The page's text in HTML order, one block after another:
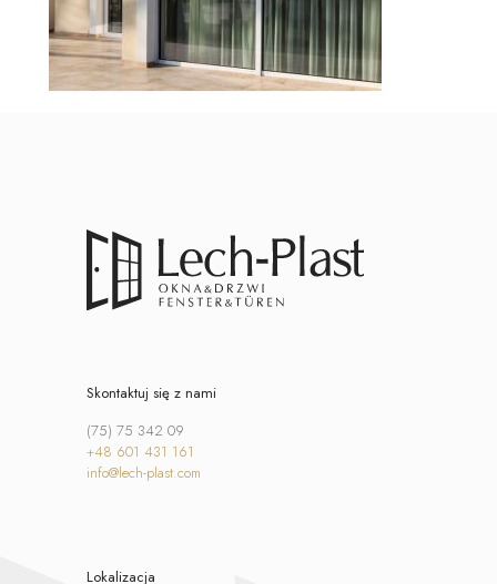
Skontaktuj się z nami
(75) 75 342 09
+48 601 431 161
info@lech-plast.com
Lokalizacja